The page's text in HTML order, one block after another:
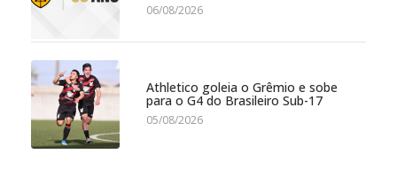
06/08/2026
Athletico goleia o Grêmio e sobe
para o G4 do Brasileiro Sub-17
05/08/2026